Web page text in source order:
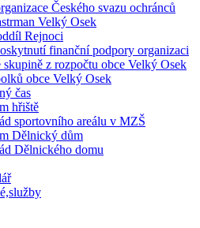
Českého svazu ochránců
Velký Osek
Rejnoci
finanční podpory organizaci
skupině z rozpočtu obce Velký Osek
obce Velký Osek
čas
hřiště
sportovního areálu v MZŠ
Dělnický dům
Dělnického domu